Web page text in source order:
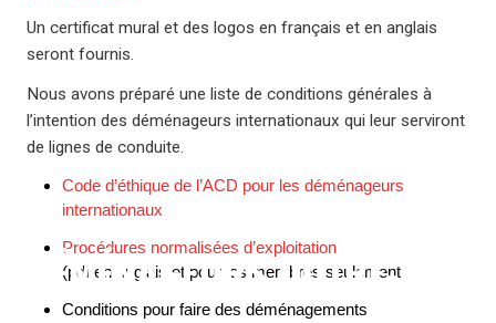
DÉMÉNAGEURS OUTRE-MER
Un certificat mural et des logos en français et en anglais
seront fournis.
Nous avons préparé une liste de conditions générales à
l’intention des déménageurs internationaux qui leur serviront
de lignes de conduite.
Code d’éthique de l’ACD pour les déménageurs
internationaux
Procédures normalisées d’exploitation
(pdf en anglais et pour les membres seulement)
Conditions pour faire des déménagements